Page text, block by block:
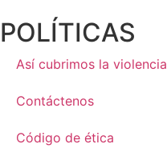
POLÍTICAS
Así cubrimos la violencia
Contáctenos
Código de ética